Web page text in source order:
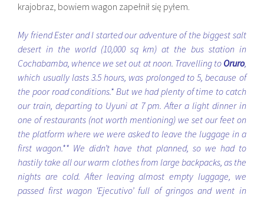
krajobraz, bowiem wagon zapełnił się pyłem.
My friend Ester and I started our adventure of the biggest salt
desert in the world (10,000 sq km) at the bus station in
Cochabamba, whence we set out at noon. Travelling to Oruro,
which usually lasts 3.5 hours, was prolonged to 5, because of
the poor road conditions.* But we had plenty of time to catch
our train, departing to Uyuni at 7 pm. After a light dinner in
one of restaurants (not worth mentioning) we set our feet on
the platform where we were asked to leave the luggage in a
first wagon.** We didn’t have that planned, so we had to
hastily take all our warm clothes from large backpacks, as the
nights are cold. After leaving almost empty luggage, we
passed first wagon ‘Ejecutivo’ full of gringos and went in